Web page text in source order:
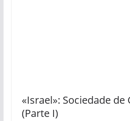
«Israel»: Sociedade de
(Parte I)